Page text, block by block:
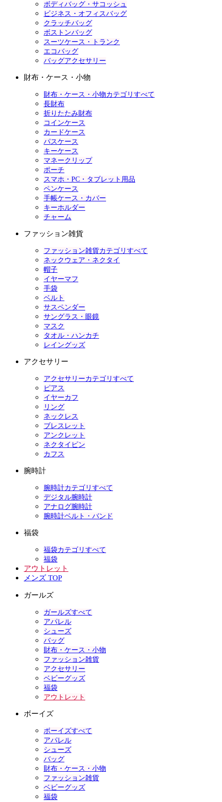
ボディバッグ・サコッシュ
ビジネス・オフィスバッグ
クラッチバッグ
ボストンバッグ
スーツケース・トランク
エコバッグ
バッグアクセサリー
財布・ケース・小物
財布・ケース・小物カテゴリすべて
長財布
折りたたみ財布
コインケース
カードケース
パスケース
キーケース
マネークリップ
ポーチ
スマホ・PC・タブレット用品
ペンケース
手帳ケース・カバー
キーホルダー
チャーム
ファッション雑貨
ファッション雑貨カテゴリすべて
ネックウェア・ネクタイ
帽子
イヤーマフ
手袋
ベルト
サスペンダー
サングラス・眼鏡
マスク
タオル・ハンカチ
レイングッズ
アクセサリー
アクセサリーカテゴリすべて
ピアス
イヤーカフ
リング
ネックレス
ブレスレット
アンクレット
ネクタイピン
カフス
腕時計
腕時計カテゴリすべて
デジタル腕時計
アナログ腕時計
腕時計ベルト・バンド
福袋
福袋カテゴリすべて
福袋
アウトレット
メンズ TOP
ガールズ
ガールズすべて
アパレル
シューズ
バッグ
財布・ケース・小物
ファッション雑貨
アクセサリー
ベビーグッズ
福袋
アウトレット
ボーイズ
ボーイズすべて
アパレル
シューズ
バッグ
財布・ケース・小物
ファッション雑貨
ベビーグッズ
福袋